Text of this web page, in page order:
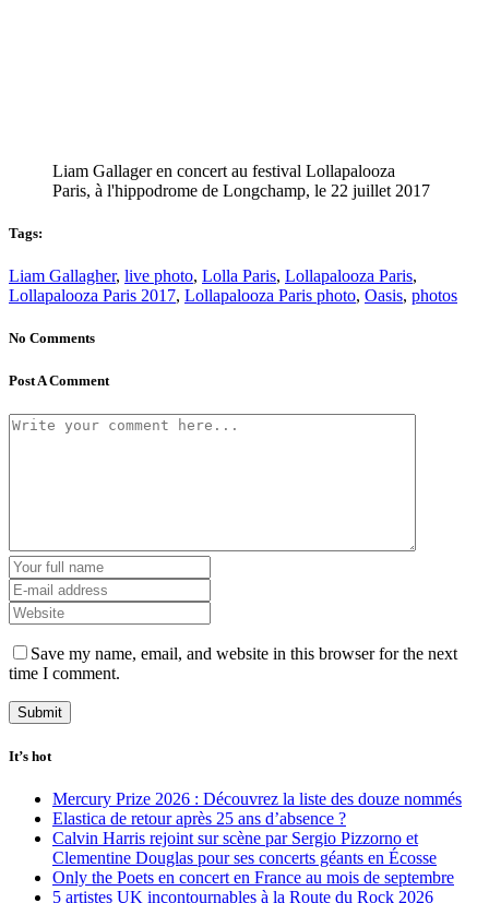
Liam Gallager en concert au festival Lollapalooza
Paris, à l'hippodrome de Longchamp, le 22 juillet 2017
Tags:
Liam Gallagher, live photo, Lolla Paris, Lollapalooza Paris,
Lollapalooza Paris 2017, Lollapalooza Paris photo, Oasis, photos
No Comments
Post A Comment
Save my name, email, and website in this browser for the next
time I comment.
It’s hot
Mercury Prize 2026 : Découvrez la liste des douze nommés
Elastica de retour après 25 ans d’absence ?
Calvin Harris rejoint sur scène par Sergio Pizzorno et
Clementine Douglas pour ses concerts géants en Écosse
Only the Poets en concert en France au mois de septembre
5 artistes UK incontournables à la Route du Rock 2026